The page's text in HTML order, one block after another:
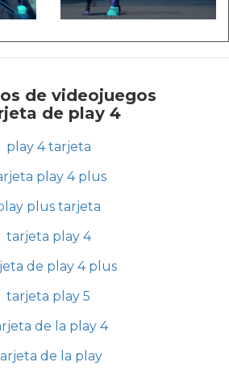
de videojuegos
de play 4
play 4 tarjeta
play 4 plus
plus tarjeta
tarjeta play 4
de play 4 plus
tarjeta play 5
de la play 4
de la play